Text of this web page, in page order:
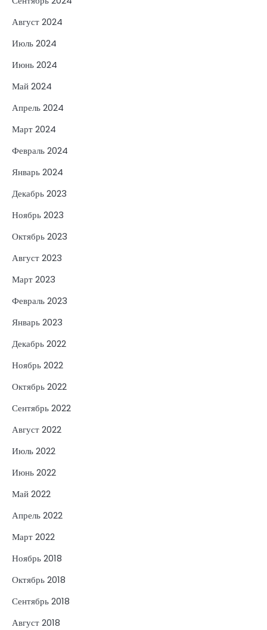
Август 2024
Июль 2024
Июнь 2024
Май 2024
Апрель 2024
Март 2024
Февраль 2024
Январь 2024
Декабрь 2023
Ноябрь 2023
Октябрь 2023
Август 2023
Март 2023
Февраль 2023
Январь 2023
Декабрь 2022
Ноябрь 2022
Октябрь 2022
Сентябрь 2022
Август 2022
Июль 2022
Июнь 2022
Май 2022
Апрель 2022
Март 2022
Ноябрь 2018
Октябрь 2018
Сентябрь 2018
Август 2018